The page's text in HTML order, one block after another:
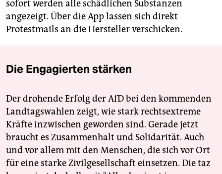
sofort werden alle schädlichen Substanzen
angezeigt. Über die App lassen sich direkt
Protestmails an die Hersteller verschicken.
Die Engagierten stärken
Der drohende Erfolg der AfD bei den kommenden
Landtagswahlen zeigt, wie stark rechtsextreme
Kräfte inzwischen geworden sind. Gerade jetzt
braucht es Zusammenhalt und Solidarität. Auch
und vor allem mit den Menschen, die sich vor Ort
für eine starke Zivilgesellschaft einsetzen. Die taz